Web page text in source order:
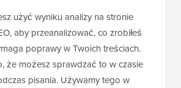
użyć wyniku analizy na stronie
aby przeanalizować, co zrobiłeś
poprawy w Twoich treściach.
że możesz sprawdzać to w czasie
pisania. Używamy tego w